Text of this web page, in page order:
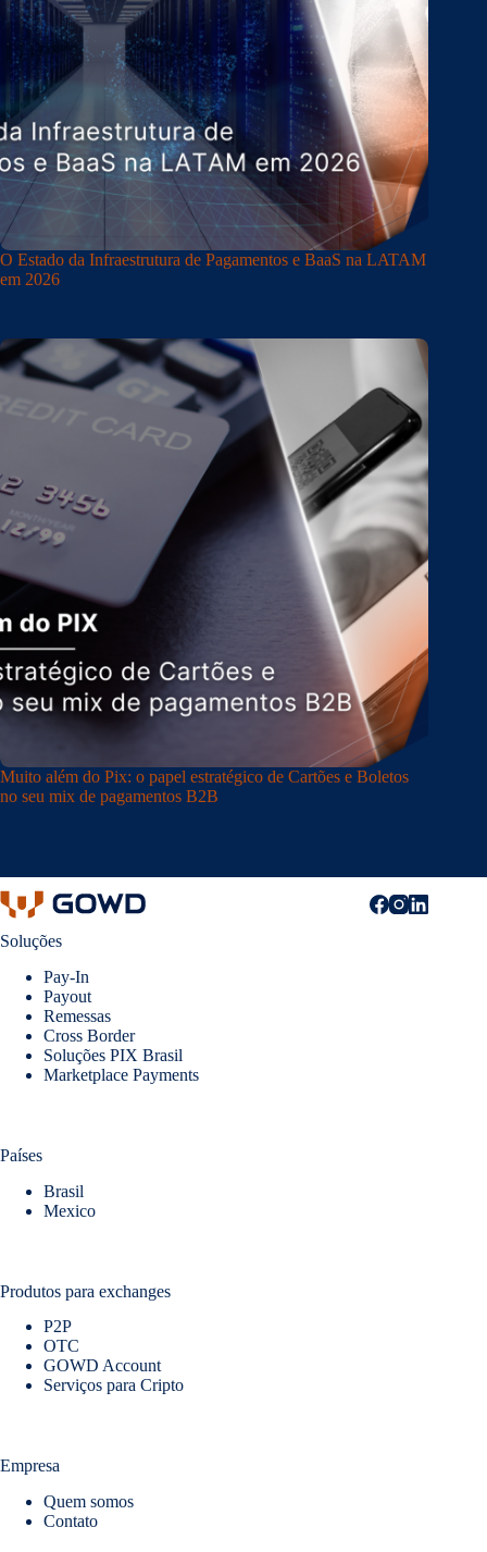
O Estado da Infraestrutura de Pagamentos e BaaS na LATAM
em 2026
Muito além do Pix: o papel estratégico de Cartões e Boletos
no seu mix de pagamentos B2B
Soluções
Pay-In
Payout
Remessas
Cross Border
Soluções PIX Brasil
Marketplace Payments
Países
Brasil
Mexico
Produtos para exchanges
P2P
OTC
GOWD Account
Serviços para Cripto
Empresa
Quem somos
Contato